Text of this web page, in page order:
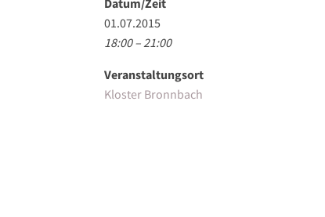
Datum/Zeit
01.07.2015
18:00 – 21:00
Veranstaltungsort
Kloster Bronnbach